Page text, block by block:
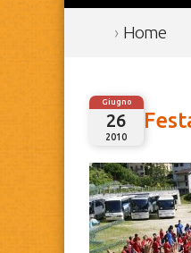
Home
Giugno
26
2010